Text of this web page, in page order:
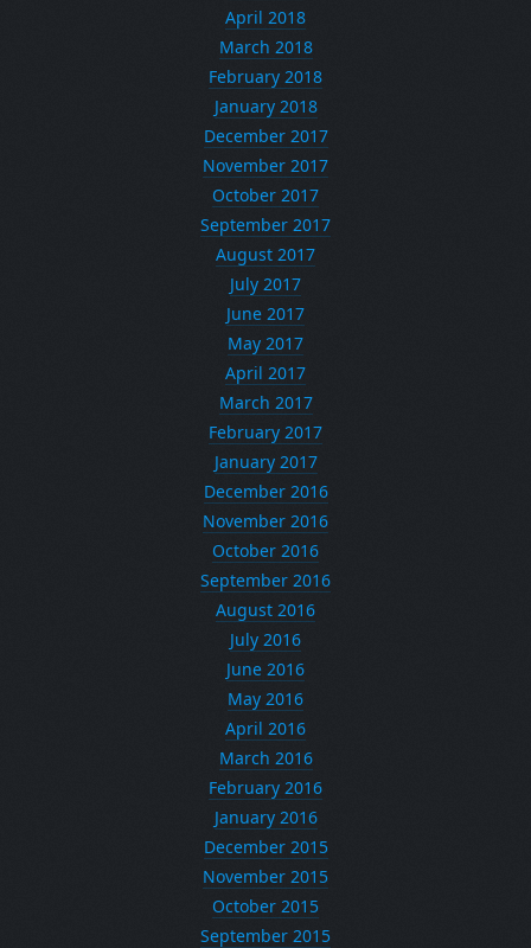
April 2018
March 2018
February 2018
January 2018
December 2017
November 2017
October 2017
September 2017
August 2017
July 2017
June 2017
May 2017
April 2017
March 2017
February 2017
January 2017
December 2016
November 2016
October 2016
September 2016
August 2016
July 2016
June 2016
May 2016
April 2016
March 2016
February 2016
January 2016
December 2015
November 2015
October 2015
September 2015